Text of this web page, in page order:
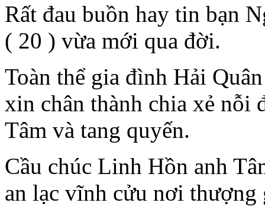
Rất đau buồn hay tin bạn
( 20 ) vừa mới qua đời.
Toàn thể gia đình Hải
xin chân thành chia xẻ nỗi
Tâm và tang quyến.
Cầu chúc Linh Hồn anh
an lạc vĩnh cửu nơi